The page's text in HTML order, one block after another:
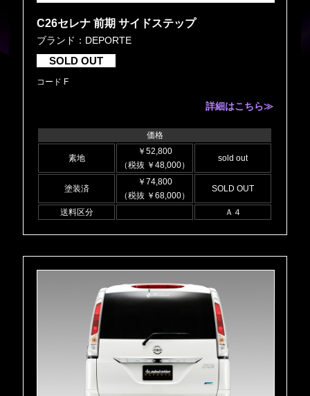
C26セレナ 前期 サイドステップ
ブランド：DEPORTE
SOLD OUT
コード F
詳細はこちら≫
価格
素地
￥52,800
（税抜 ￥48,000）
sold out
塗装済
￥74,800
（税抜 ￥68,000）
SOLD OUT
送料区分 Ａ４